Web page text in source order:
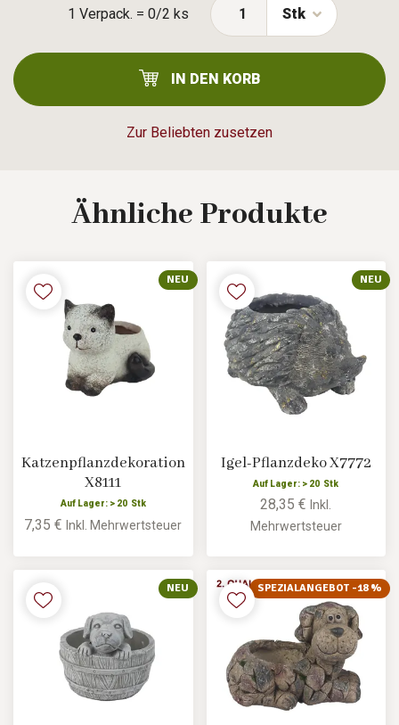
1 Verpack. = 0/2 ks
Zur Beliebten zusetzen
Stk
IN DEN KORB
Ähnliche Produkte
NEU
Katzenpflanzdekoration
X8111
Auf Lager: > 20 Stk
7,35 €Inkl. Mehrwertsteuer
NEU
Igel-Pflanzdeko X7772
Auf Lager: > 20 Stk
28,35 €Inkl.
Mehrwertsteuer
NEU SPEZIALANGEBOT -18 %